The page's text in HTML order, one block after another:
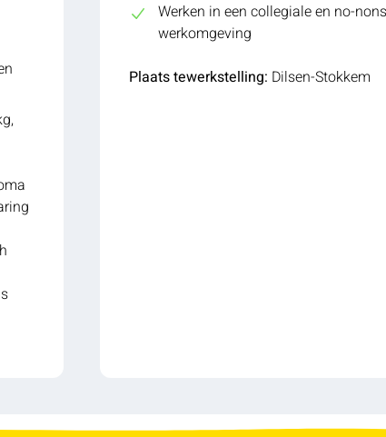
Werken in een collegiale en no-
werkomgeving
Plaats tewerkstelling: Dilsen-Stokkem